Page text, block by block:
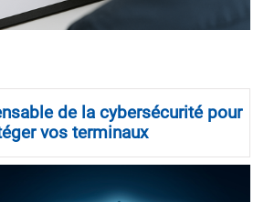
de la cybersécurité pour
vos terminaux